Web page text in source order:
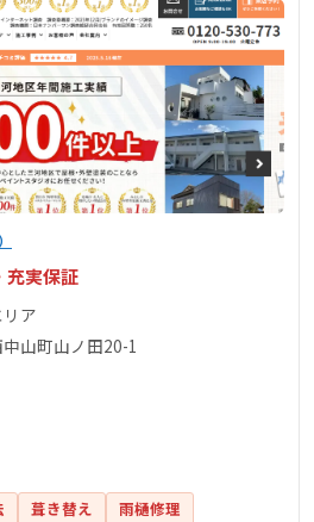
充実保証
ア
山町山ノ田20-1
葺き替え
雨樋修理